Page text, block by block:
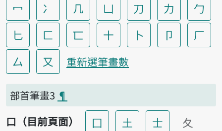
冖
冫 几 凵 刀 力
勹
匕
匚 匸 十 卜 卩
厂
厶
又 重新選筆畫數
部首筆畫3 ¶
口（目前頁面）
囗 土 士
夂